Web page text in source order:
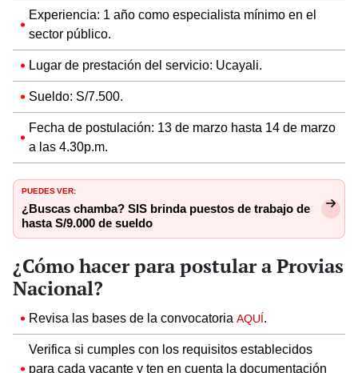
Experiencia: 1 año como especialista mínimo en el
sector público.
Lugar de prestación del servicio: Ucayali.
Sueldo: S/7.500.
Fecha de postulación: 13 de marzo hasta 14 de marzo
a las 4.30p.m.
PUEDES VER:
¿Buscas chamba? SIS brinda puestos de trabajo de
hasta S/9.000 de sueldo
¿Cómo hacer para postular a Provias
Nacional?
Revisa las bases de la convocatoria AQUÍ.
Verifica si cumples con los requisitos establecidos
para cada vacante y ten en cuenta la documentación